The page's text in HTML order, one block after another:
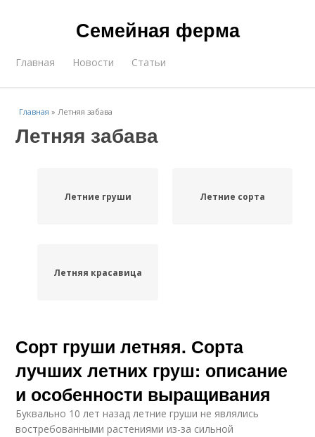
Семейная ферма
Главная Новости Статьи
Главная »Летняя забава
Летняя забава
Летние груши Летние сорта
Летняя красавица
Сорт груши летняя. Сорта
лучших летних груш: описание
и особенности выращивания
Буквально 10 лет назад летние груши не являлись
востребованными растениями из-за сильной